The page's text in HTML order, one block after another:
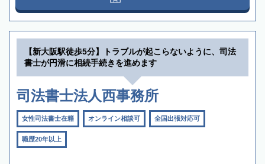
【新大阪駅徒歩5分】トラブルが起こらないように、司法
書士が円滑に相続手続きを進めます
司法書士法人西事務所
女性司法書士在籍 オンライン相談可 全国出張対応可
職歴20年以上